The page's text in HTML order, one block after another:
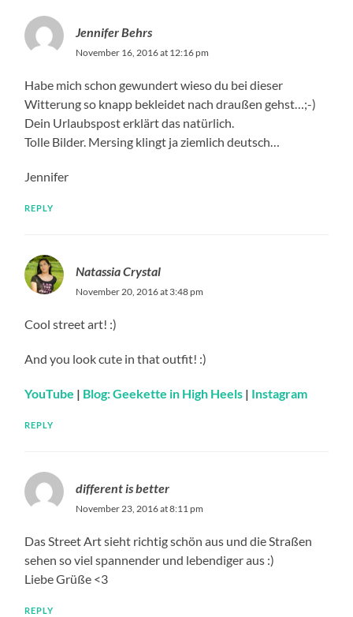
Jennifer Behrs
November 16, 2016 at 12:16 pm
Habe mich schon gewundert wieso du bei dieser
Witterung so knapp bekleidet nach draußen gehst…;-)
Dein Urlaubspost erklärt das natürlich.
Tolle Bilder. Mersing klingt ja ziemlich deutsch…
Jennifer
REPLY
Natassia Crystal
November 20, 2016 at 3:48 pm
Cool street art! :)
And you look cute in that outfit! :)
YouTube | Blog: Geekette in High Heels | Instagram
REPLY
different is better
November 23, 2016 at 8:11 pm
Das Street Art sieht richtig schön aus und die Straßen
sehen so viel spannender und lebendiger aus :)
Liebe Grüße <3
REPLY